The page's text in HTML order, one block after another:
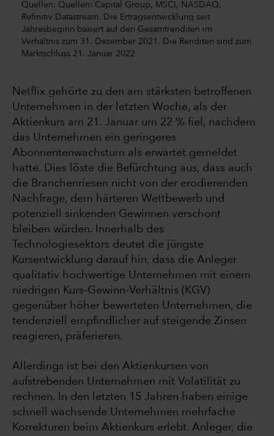
Quellen: Quellen: Capital Group, MSCI, NASDAQ,
Refinitiv Datastream. Die Ertragsentwicklung seit
Jahresbeginn basiert auf den Gesamtrenditen im
Verhältnis zum 31. Dezember 2021. Die Renditen sind zum
Marktschluss 21. Januar 2022
Netflix gehörte zu den am stärksten betroffenen
Unternehmen in der letzten Woche, als der
Aktienkurs am 21. Januar um 22 % fiel, nachdem
das Unternehmen ein geringeres
Abonnentenwachstum als erwartet gemeldet
hatte. Dies löste die Befürchtung aus, dass auch
die Branchenriesen nicht von der erodierenden
Nachfrage, dem härteren Wettbewerb und
potenziell sinkenden Gewinnen verschont
bleiben würden. Innerhalb des
Technologiesektors deutet die jüngste
Kursentwicklung darauf hin, dass die Anleger
qualitativ hochwertige Unternehmen mit einem
niedrigen Kurs-Gewinn-Verhältnis (KGV)
gegenüber höher bewerteten Unternehmen, die
tendenziell empfindlicher auf steigende Zinsen
reagieren, präferieren.
Allerdings ist bei den Aktienkursen von
aufstrebenden Unternehmen mit Volatilität zu
rechnen. In den letzten 15 Jahren haben einige
schnell wachsende Unternehmen mehrfache
Korrekturen beim Aktienkurs erlebt. Anleger, die